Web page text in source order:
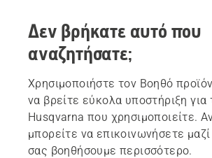
Δεν βρήκατε αυτό που
αναζητήσατε;
Χρησιμοποιήστε τον Βοηθό
να βρείτε εύκολα υποστήριξη για
Husqvarna που χρησιμοποιείτε.
μπορείτε να επικοινωνήσετε
σας βοηθήσουμε περισσότερο.